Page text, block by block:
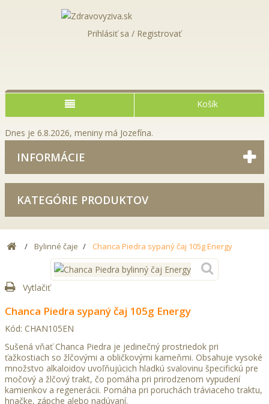
Prihlásiť sa / Registrovať
Košík
Dnes je 6.8.2026, meniny má Jozefína.
INFORMÁCIE
KATEGÓRIE PRODUKTOV
Bylinné čaje Chanca Piedra sypaný čaj 105g Energy
Vytlačiť
Chanca Piedra sypaný čaj 105g Energy
Kód: CHAN105EN
Sušená vňať Chanca Piedra je jedinečný prostriedok pri
ťažkostiach so žlčovými a obličkovými kameňmi. Obsahuje vysoké
množstvo alkaloidov uvoľňujúcich hladkú svalovinu špecifickú pre
močový a žlčový trakt, čo pomáha pri prirodzenom vypudení
kamienkov a regenerácii. Pomáha pri poruchách tráviaceho traktu,
hnačke, zápche alebo nadúvaní.